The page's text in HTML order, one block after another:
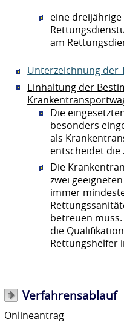
eine
am
Unterzeichnung der
Einhaltung der
Die
besonders
als
entscheidet die
Die
zwei
immer
betreuen
die
Rettungshelfer
Verfahrensablauf
Onlineantrag